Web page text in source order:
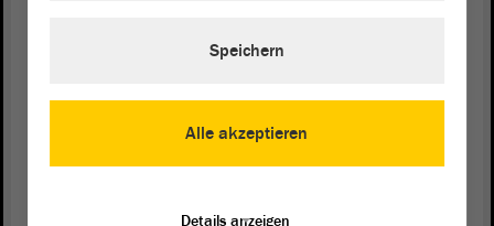
Alle akzeptieren
Speichern
Details anzeigen